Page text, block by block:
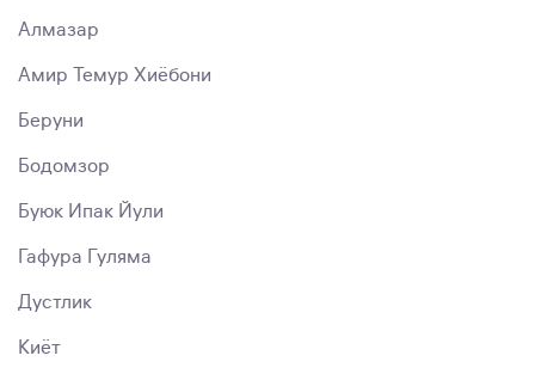
Алмазар
Амир Темур Хиёбони
Беруни
Бодомзор
Буюк Ипак Йули
Гафура Гуляма
Дустлик
Киёт